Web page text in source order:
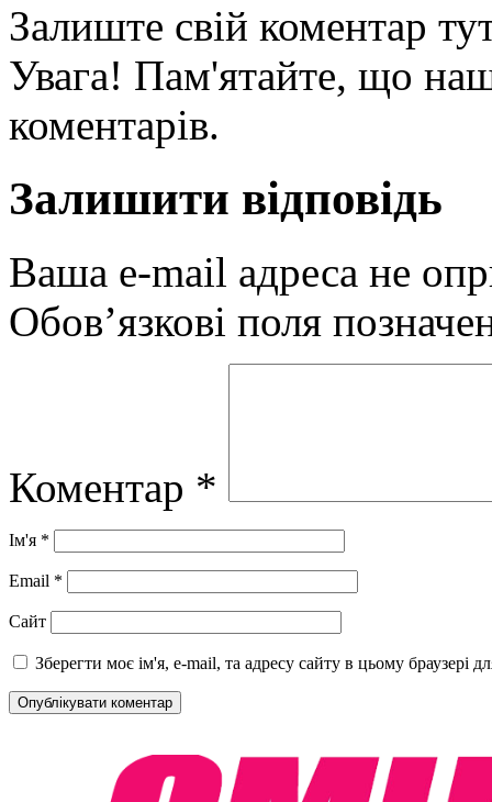
Залиште свій коментар
Увага! Пам'ятайте, що
коментарів.
Залишити відповідь
Ваша e-mail адреса не
Обов’язкові поля
Коментар *
Ім'я *
Email *
Сайт
Зберегти моє ім'я, e-mail, та адресу сайту в цьому браузері